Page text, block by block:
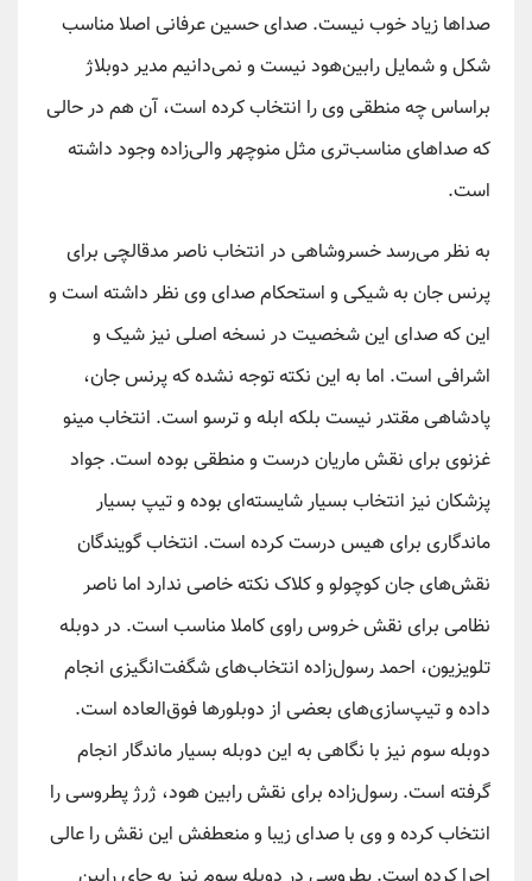
صداها زیاد خوب نیست. صدای حسین عرفانی اصلا مناسب
شکل و شمایل رابین‌هود نیست و نمی‌دانیم مدیر دوبلاژ
براساس چه منطقی وی را انتخاب کرده است، آن هم در حالی
که صداهای مناسب‌تری مثل منوچهر والی‌زاده وجود داشته
است.
به نظر می‌رسد خسروشاهی در انتخاب ناصر مدقالچی برای
پرنس جان به شیکی و استحکام صدای وی نظر داشته است و
این که صدای این شخصیت در نسخه اصلی نیز شیک و
اشرافی است. اما به این نکته توجه نشده که پرنس جان،
پادشاهی مقتدر نیست بلکه ابله و ترسو است. انتخاب مینو
غزنوی برای نقش ماریان درست و منطقی بوده است. جواد
پزشکان نیز انتخاب بسیار شایسته‌ای بوده و تیپ بسیار
ماندگاری برای هیس درست کرده است. انتخاب گویندگان
نقش‌های جان کوچولو و کلاک نکته خاصی ندارد اما ناصر
نظامی برای نقش خروس راوی کاملا مناسب است. در دوبله
تلویزیون، احمد رسول‌زاده انتخاب‌های شگفت‌انگیزی انجام
داده و تیپ‌سازی‌های بعضی از دوبلورها فوق‌العاده است.
دوبله سوم نیز با نگاهی به این دوبله بسیار ماندگار انجام
گرفته است. رسول‌زاده برای نقش رابین هود، ژرژ پطروسی را
انتخاب کرده و وی با صدای زیبا و منعطفش این نقش را عالی